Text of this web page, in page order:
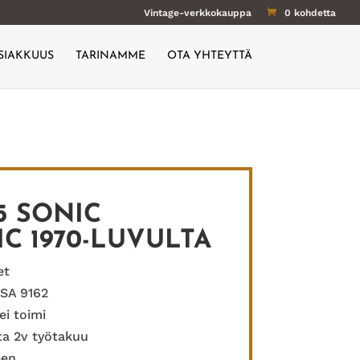
Vintage-verkkokauppa 0 kohdetta
TARINAMME OTA YHTEYTTÄ
SONIC
1970-LUVULTA
9162
toimi
2v työtakuu